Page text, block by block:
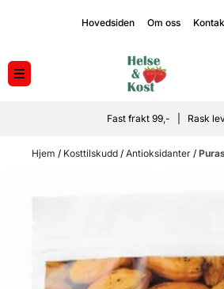
Hopp til innholdHovedsiden Om oss
Fast frakt 99,- | Rask
Hjem / Kosttilskudd / Antioksidanter /